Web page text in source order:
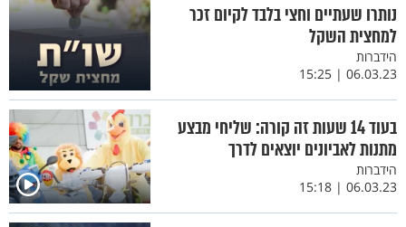
נותרו שעתיים וחצי בלבד לקיום זכר
למחצית השקל
הידברות
06.03.23 | 15:25
בעוד 14 שעות זה קורה: שליחי מבצע
מתנות לאביונים יוצאים לדרך
הידברות
06.03.23 | 15:18